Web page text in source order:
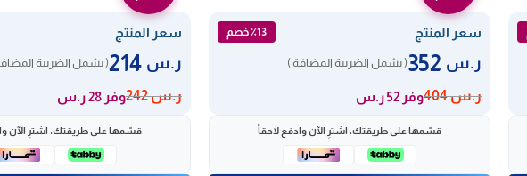
سعر المنتج ٪13 خصم
ر.س ( يشمل الضريبة المضافة )
ر.س404 وفر 52 ر.س
قسّمها على طريقتك، اشترِ الآن وادفع لاحقاً
سعر المنتج
ر.س ( يشمل الضريبة
ر.س242 وفر 28 ر.س
قسّمها على طريقتك، اشترِ الآن